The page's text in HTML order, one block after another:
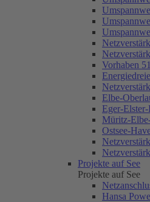
Vorhaben 51
Elbe-
Eger-
Müritz-
Ostsee-
Projekte auf See
Projekte auf See
Hansa